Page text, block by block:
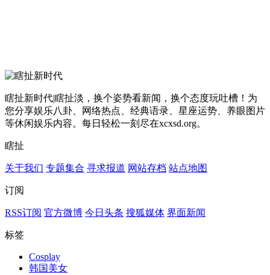
瞎扯新时代|瞎扯淡，换个姿势看新闻，换个态度玩吐槽！为
您分享娱乐八卦、网络热点、经典语录、星座运势、养眼图片
等休闲娱乐内容。每日轻松一刻尽在xcxsd.org。
瞎扯
关于我们 专题集合 寻求报道 网站存档 站点地图
订阅
RSS订阅 官方微博 今日头条 搜狐媒体 界面新闻
标签
Cosplay
韩国美女